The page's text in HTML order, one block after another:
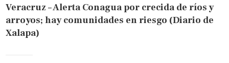
Veracruz – Alerta Conagua por crecida de ríos y
arroyos; hay comunidades en riesgo (Diario de
Xalapa)